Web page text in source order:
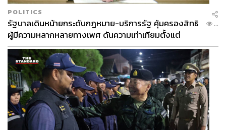
POLITICS
รัฐบาลเดินหน้ายกระดับกฎหมาย-บริการรัฐ คุ้มครองสิทธิ
ผู้มีความหลากหลายทางเพศ ดันความเท่าเทียมตั้งแต่
หลักสูตรในห้องเรียนถึงที่ทำงาน
...